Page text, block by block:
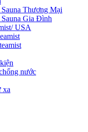
Thương Mại
Gia Đình
USA
nước
xa